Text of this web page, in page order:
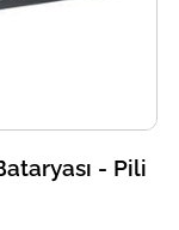
- Pili